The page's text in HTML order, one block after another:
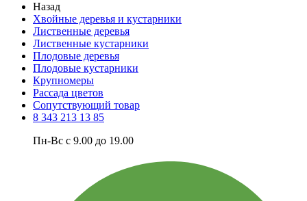
Назад
Хвойные деревья и кустарники
Лиственные деревья
Лиственные кустарники
Плодовые деревья
Плодовые кустарники
Крупномеры
Рассада цветов
Сопутствующий товар
8 343 213 13 85
Пн-Вс с 9.00 до 19.00